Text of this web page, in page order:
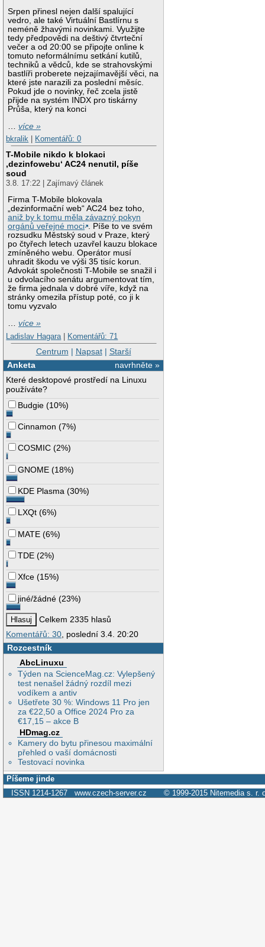
Srpen přinesl nejen další spalující
vedro, ale také Virtuální Bastlírnu s
neméně žhavými novinkami. Využijte
tedy předpovědi na deštivý čtvrteční
večer a od 20:00 se připojte online k
tomuto neformálnímu setkání kutilů,
techniků a vědců, kde se strahovskými
bastlíři proberete nejzajímavější věci, na
které jste narazili za poslední měsíc.
Pokud jde o novinky, řeč zcela jistě
přijde na systém INDX pro tiskárny
Průša, který na konci
…více »
bkralik
Komentářů: 0
T-Mobile nikdo k blokaci
‚dezinfowebu‘ AC24 nenutil, píše
soud
3.8. 17:22 | Zajímavý článek
Firma T-Mobile blokovala
„dezinformační web“ AC24 bez toho,
aniž by k tomu měla závazný pokyn
orgánů veřejné moci . Píše to ve svém
rozsudku Městský soud v Praze, který
po čtyřech letech uzavřel kauzu blokace
zmíněného webu. Operátor musí
uhradit škodu ve výši 35 tisíc korun.
Advokát společnosti T-Mobile se snažil i
u odvolacího senátu argumentovat tím,
že firma jednala v dobré víře, když na
stránky omezila přístup poté, co ji k
tomu vyzvalo
…více »
Ladislav Hagara | Komentářů: 71
Centrum | Napsat| Starší
navrhněte »
Anketa
Které desktopové prostředí na Linuxu
používáte?
Budgie (10%)
Cinnamon (7%)
COSMIC (2%)
GNOME (18%)
KDE Plasma (30%)
LXQt (6%)
MATE (6%)
TDE (2%)
Xfce (15%)
jiné/žádné (23%)
Celkem 2335 hlasů
Komentářů: 30, poslední 3.4. 20:20
Rozcestník
AbcLinuxu
Týden na ScienceMag.cz: Vylepšený
test nenašel žádný rozdíl mezi
vodíkem a antiv
Ušetřete 30 %: Windows 11 Pro jen
za €22,50 a Office 2024 Pro za
€17,15 – akce B
HDmag.cz
Kamery do bytu přinesou maximální
přehled o vaší domácnosti
Testovací novinka
Píšeme jinde
ISSN 1214-1267 www.czech-server.cz © 1999-2015 Nitemedia s. r.